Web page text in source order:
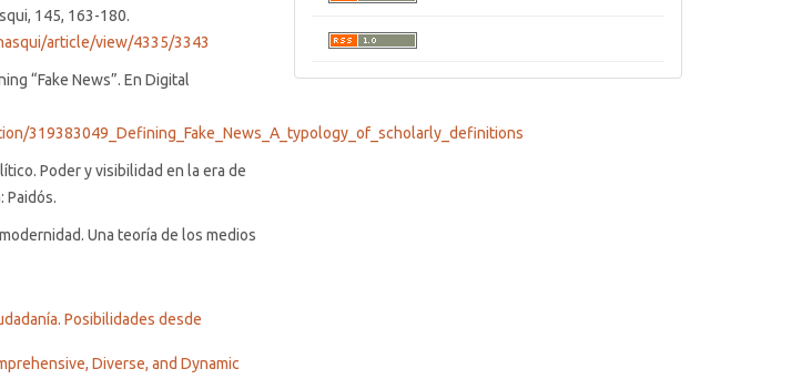
145, 163-180.
article/view/4335/3343
“Fake News”. En Digital
319383049_Defining_Fake_News_A_typology_of_scholarly_definitions
Poder y visibilidad en la era de
Paidós.
Una teoría de los medios
Posibilidades desde
Diverse, and Dynamic